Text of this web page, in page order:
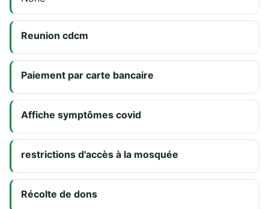
Reunion cdcm
Paiement par carte bancaire
Affiche symptômes covid
restrictions d'accès à la mosquée
Récolte de dons